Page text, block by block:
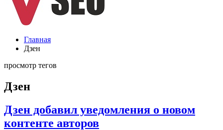
Главная
Дзен
просмотр тегов
Дзен
Дзен добавил уведомления о новом
контенте авторов